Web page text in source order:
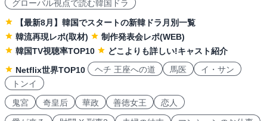
グローバル視点で読む韓国ドラ
【最新8月】韓国でスタートの新韓ドラ月別一覧
韓流再現レポ(取材)
制作発表会レポ(WEB)
韓国TV視聴率TOP10
どこよりも詳しい!キャスト紹介
Netflix世界TOP10
ヘチ 王座への道 馬医
イ・サン
トンイ
鬼宮
奇皇后 華政 善徳女王 恋人